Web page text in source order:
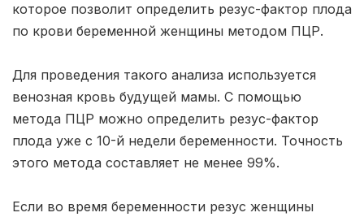
которое позволит определить резус-фактор плода
по крови беременной женщины методом ПЦР.
Для проведения такого анализа используется
венозная кровь будущей мамы. С помощью
метода ПЦР можно определить резус-фактор
плода уже с 10-й недели беременности. Точность
этого метода составляет не менее 99%.
Если во время беременности резус женщины
Новокузнецк (4 роддома)
Брянск(4 роддома)
(4 роддома)
Смоленск (4 роддома)
Владикавказ(4 роддома)